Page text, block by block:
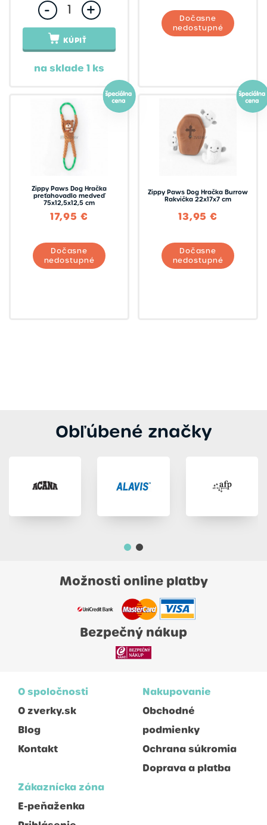
- +
KÚPIŤ
na sklade 1 ks
Dočasne
nedostupné
Zippy Paws Dog Hračka
preťahovadlo medveď
75x12,5x12,5 cm
17,95 €
Dočasne
nedostupné
Zippy Paws Dog Hračka Burrow
Rakvička 22x17x7 cm
13,95 €
Dočasne
nedostupné
Obľúbené značky
Možnosti online platby
Bezpečný nákup
O spoločnosti
O zverky.sk
Blog
Kontakt
Nakupovanie
Obchodné
podmienky
Ochrana súkromia
Doprava a platba
Zákaznícka zóna
E-peňaženka